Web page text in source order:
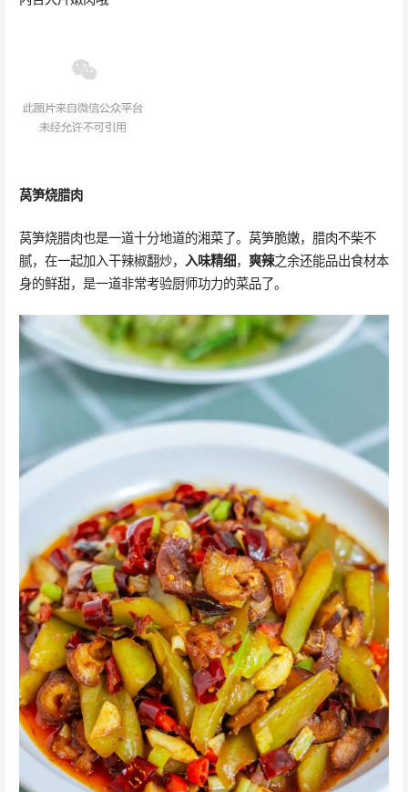
莴笋烧腊肉
莴笋烧腊肉也是一道十分地道的湘菜了。莴笋脆嫩，腊肉不柴不
腻，在一起加入干辣椒翻炒， 入味精细， 爽辣之余还能品出食材本
身的鲜甜，是一道非常考验厨师功力的菜品了。